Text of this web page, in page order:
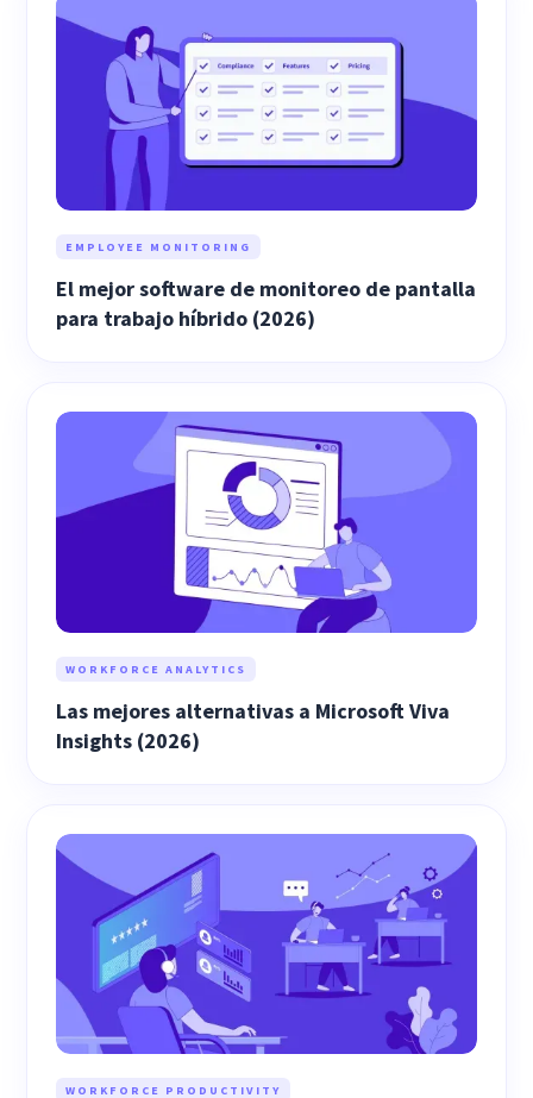
EMPLOYEE MONITORING
El mejor software de monitoreo de pantalla
para trabajo híbrido (2026)
WORKFORCE ANALYTICS
Las mejores alternativas a Microsoft Viva
Insights (2026)
WORKFORCE PRODUCTIVITY